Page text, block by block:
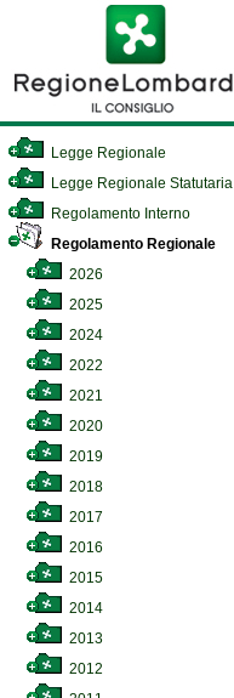
Legge Regionale
Legge Regionale Statutaria
Regolamento Interno
Regolamento Regionale
2026
2025
2024
2022
2021
2020
2019
2018
2017
2016
2015
2014
2013
2012